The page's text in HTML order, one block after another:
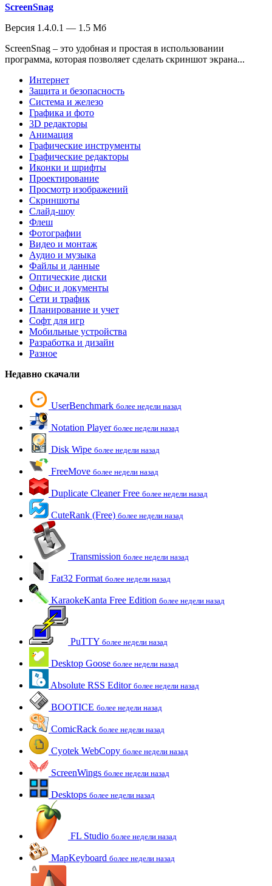
ScreenSnag
Версия 1.4.0.1 — 1.5 Мб
ScreenSnag – это удобная и простая в использовании
программа, которая позволяет сделать скриншот экрана...
Интернет
Защита и безопасность
Система и железо
Графика и фото
3D редакторы
Анимация
Графические инструменты
Графические редакторы
Иконки и шрифты
Проектирование
Просмотр изображений
Скриншоты
Слайд-шоу
Флеш
Фотографии
Видео и монтаж
Аудио и музыка
Файлы и данные
Оптические диски
Офис и документы
Сети и трафик
Планирование и учет
Софт для игр
Мобильные устройства
Разработка и дизайн
Разное
Недавно скачали
UserBenchmark более недели назад
Notation Player более недели назад
Disk Wipe более недели назад
FreeMove более недели назад
Duplicate Cleaner Free более недели назад
CuteRank (Free) более недели назад
Transmission более недели назад
Fat32 Format более недели назад
KaraokeKanta Free Edition более недели назад
PuTTY более недели назад
Desktop Goose более недели назад
Absolute RSS Editor более недели назад
BOOTICE более недели назад
ComicRack более недели назад
Cyotek WebCopy более недели назад
ScreenWings более недели назад
Desktops более недели назад
FL Studio более недели назад
MapKeyboard более недели назад